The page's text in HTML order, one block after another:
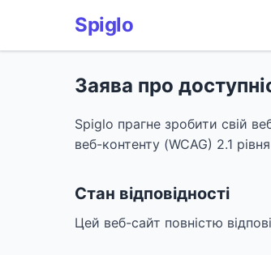
Spiglo
Заява про
Spiglo прагне зробити свій
веб-контенту (WCAG) 2.1
Стан відповідності
Цей веб-сайт повністю